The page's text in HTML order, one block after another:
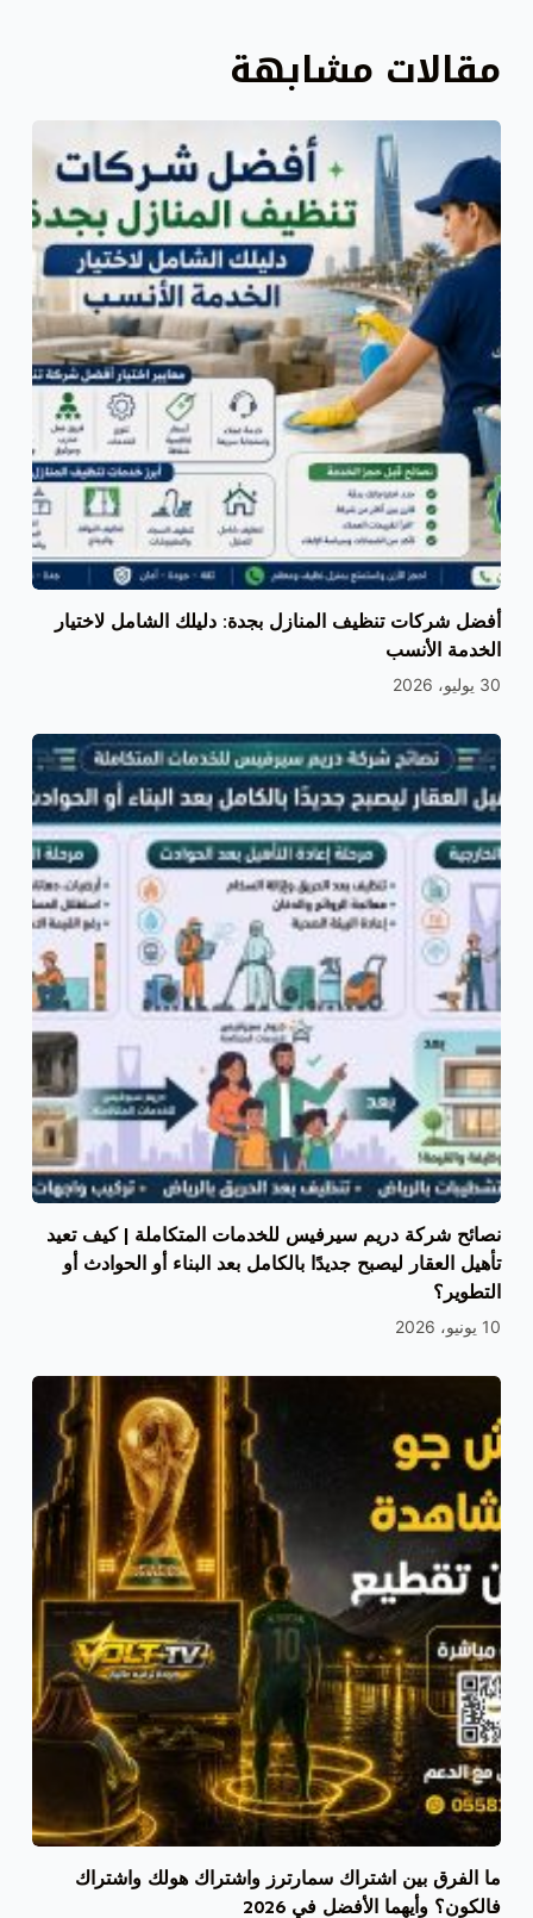
مقالات مشابهة
أفضل شركات تنظيف المنازل بجدة: دليلك الشامل لاختيار
الخدمة الأنسب
30 يوليو، 2026
نصائح شركة دريم سيرفيس للخدمات المتكاملة | كيف تعيد
تأهيل العقار ليصبح جديدًا بالكامل بعد البناء أو الحوادث أو
التطوير؟
10 يونيو، 2026
ما الفرق بين اشتراك سمارترز واشتراك هولك واشتراك
فالكون؟ وأيهما الأفضل في 2026